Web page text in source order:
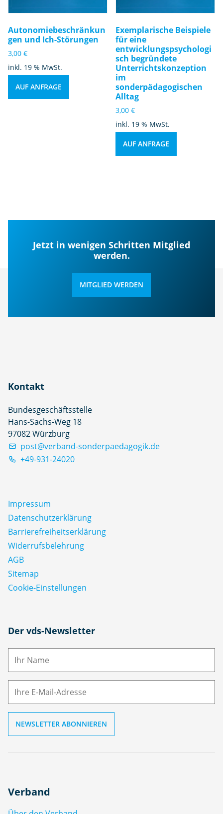
Autonomiebeschränkun
gen und Ich-Störungen
3,00 €
inkl. 19 % MwSt.
AUF ANFRAGE
Exemplarische Beispiele
für eine
entwicklungspsychologi
sch begründete
Unterrichtskonzeption
im
sonderpädagogischen
Alltag
3,00€
inkl. 19 % MwSt.
AUF ANFRAGE
Jetzt in wenigen Schritten Mitglied
werden.
MITGLIED WERDEN
Kontakt
Bundesgeschäftsstelle
Hans-Sachs-Weg 18
97082 Würzburg
post@verband-sonderpaedagogik.de
+49-931-24020
Impressum
Datenschutz­erklärung
Barrierefreiheitserklärung
Widerrufsbelehrung
AGB
Sitemap
Cookie-Einstellungen
Der vds-Newsletter
N
M
Verband